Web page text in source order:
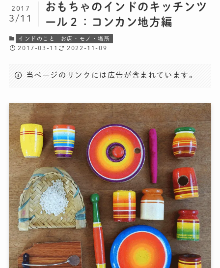
おもちゃのインドのキッチンツ
ール２：コンカン地方編
2017
3/11
インドのこと お店・モノ・場所
2017-03-11 2022-11-09
当ページのリンクには広告が含まれています。